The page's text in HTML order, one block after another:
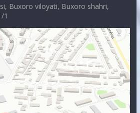
Buxoro viloyati, Buxoro shahri,
1